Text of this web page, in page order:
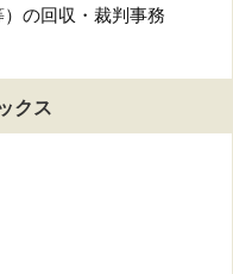
の回収・裁判事務
クス